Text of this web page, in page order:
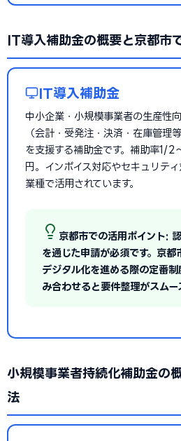
IT導入補助金の概要と京都市
IT導入補助金
中小企業・小規模事業者の生産性
（会計・受発注・決済・在庫管理
を支援する補助金です。補助率1/
円。インボイス対応やセキュリテ
業種で活用されています。
京都市での活用ポイント:
を通じた申請が必須です。京
デジタル化を進める際の定番
み合わせると要件整理がスムー
小規模事業者持続化補助金の
法